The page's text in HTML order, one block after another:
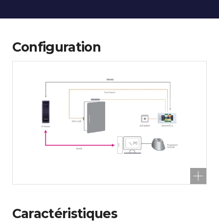
Configuration
Caractéristiques